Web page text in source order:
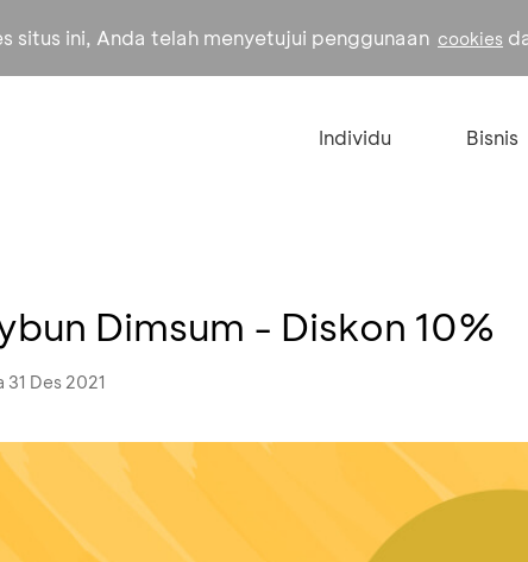
situs ini, Anda telah menyetujui penggunaan cookies
Individu Bisnis
Dimsum - Diskon 10%
31 Des 2021